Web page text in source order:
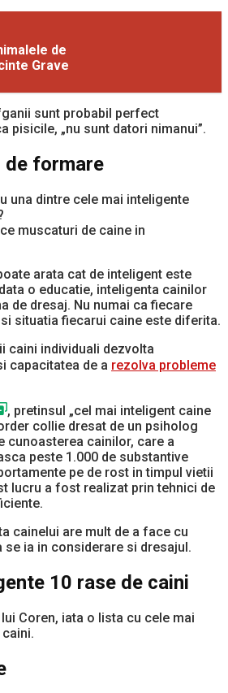
de
Grave
sunt probabil perfect
pisicile, „nu sunt datori nimanui”.
de formare
muscaturi de caine in
arata cat de inteligent este
o educatie, inteligenta cainilor
de dresaj. Nu numai ca fiecare
situatia fiecarui caine este diferita.
caini individuali dezvolta
capacitatea de a rezolva probleme
, pretinsul „cel mai inteligent caine
collie dresat de un psiholog
cunoasterea cainilor, care a
peste 1.000 de substantive
pe de rost in timpul vietii
lucru a fost realizat prin tehnici de
cainelui are mult de a face cu
se ia in considerare si dresajul.
10 rase de caini
Coren, iata o lista cu cele mai